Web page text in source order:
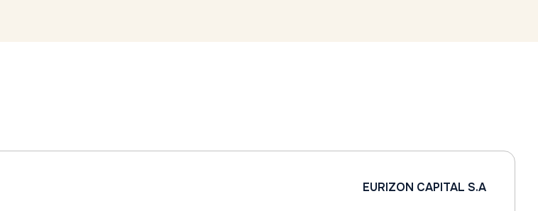
EURIZON CAPITAL S.A